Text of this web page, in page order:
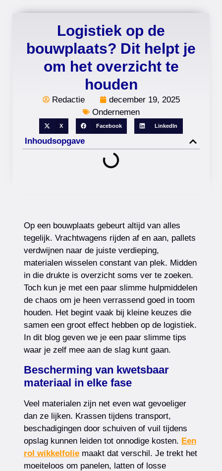
Logistiek op de
bouwplaats? Dit helpt je
om het overzicht te
houden
Redactie
december 19, 2025
Ondernemen
X Facebook LinkedIn
Inhoudsopgave
Op een bouwplaats gebeurt altijd van alles
tegelijk. Vrachtwagens rijden af en aan, pallets
verdwijnen naar de juiste verdieping,
materialen wisselen constant van plek. Midden
in die drukte is overzicht soms ver te zoeken.
Toch kun je met een paar slimme hulpmiddelen
de chaos om je heen verrassend goed in toom
houden. Het begint vaak bij kleine keuzes die
samen een groot effect hebben op de logistiek.
In dit blog geven we je een paar slimme tips
waar je zelf mee aan de slag kunt gaan.
Bescherming van kwetsbaar
materiaal in elke fase
Veel materialen zijn net even wat gevoeliger
dan ze lijken. Krassen tijdens transport,
beschadigingen door schuiven of vuil tijdens
opslag kunnen leiden tot onnodige kosten. Een
rol wikkelfoliemaakt dat verschil. Je trekt het
moeiteloos om panelen, latten of losse